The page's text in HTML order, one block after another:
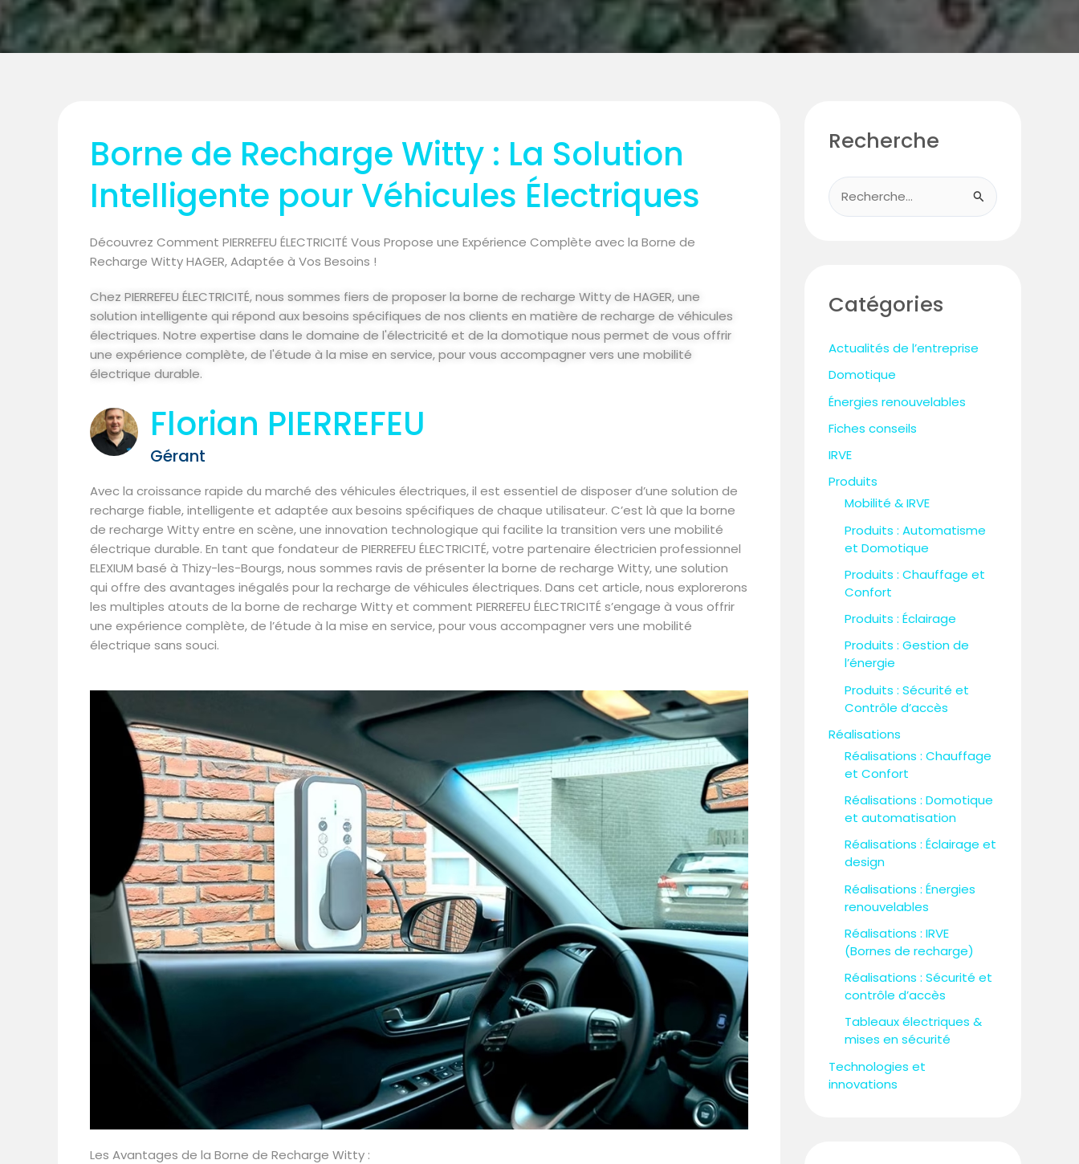
Borne de Recharge Witty : La Solution
Intelligente pour Véhicules Électriques
Découvrez Comment PIERREFEU ÉLECTRICITÉ Vous Propose une Expérience Complète avec la Borne de
Recharge Witty HAGER, Adaptée à Vos Besoins !
Chez PIERREFEU ÉLECTRICITÉ, nous sommes fiers de proposer la borne de recharge Witty de HAGER, une
solution intelligente qui répond aux besoins spécifiques de nos clients en matière de recharge de véhicules
électriques. Notre expertise dans le domaine de l'électricité et de la domotique nous permet de vous offrir
une expérience complète, de l'étude à la mise en service, pour vous accompagner vers une mobilité
électrique durable.
Florian PIERREFEU
Gérant
Avec la croissance rapide du marché des véhicules électriques, il est essentiel de disposer d’une solution de
recharge fiable, intelligente et adaptée aux besoins spécifiques de chaque utilisateur. C’est là que la borne
de recharge Witty entre en scène, une innovation technologique qui facilite la transition vers une mobilité
électrique durable. En tant que fondateur de PIERREFEU ÉLECTRICITÉ, votre partenaire électricien professionnel
ELEXIUM basé à Thizy-les-Bourgs, nous sommes ravis de présenter la borne de recharge Witty, une solution
qui offre des avantages inégalés pour la recharge de véhicules électriques. Dans cet article, nous explorerons
les multiples atouts de la borne de recharge Witty et comment PIERREFEU ÉLECTRICITÉ s’engage à vous offrir
une expérience complète, de l’étude à la mise en service, pour vous accompagner vers une mobilité
électrique sans souci.
Les Avantages de la Borne de Recharge Witty :
Recherche
R
e
c
h
:
Catégories
Actualités de l’entreprise
Domotique
Énergies renouvelables
Fiches conseils
IRVE
Produits
Mobilité & IRVE
Produits : Automatisme
et Domotique
Produits : Chauffage et
Confort
Produits : Éclairage
Produits : Gestion de
l’énergie
Produits : Sécurité et
Contrôle d’accès
Réalisations
Réalisations : Chauffage
et Confort
Réalisations : Domotique
et automatisation
Réalisations : Éclairage et
design
Réalisations : Énergies
renouvelables
Réalisations : IRVE
(Bornes de recharge)
Réalisations : Sécurité et
contrôle d’accès
Tableaux électriques &
mises en sécurité
Technologies et
innovations